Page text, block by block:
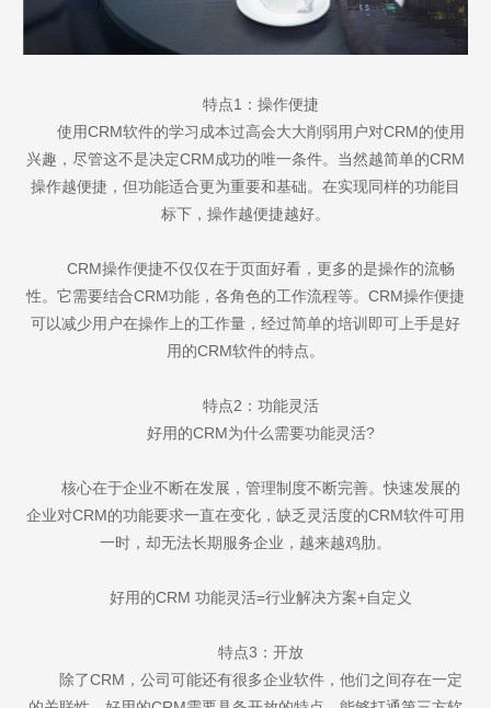
特点1：操作便捷
使用CRM软件的学习成本过高会大大削弱用户对CRM的使用
兴趣，尽管这不是决定CRM成功的唯一条件。当然越简单的CRM
操作越便捷，但功能适合更为重要和基础。在实现同样的功能目
标下，操作越便捷越好。
CRM操作便捷不仅仅在于页面好看，更多的是操作的流畅
性。它需要结合CRM功能，各角色的工作流程等。CRM操作便捷
可以减少用户在操作上的工作量，经过简单的培训即可上手是好
用的CRM软件的特点。
特点2：功能灵活
好用的CRM为什么需要功能灵活?
核心在于企业不断在发展，管理制度不断完善。快速发展的
企业对CRM的功能要求一直在变化，缺乏灵活度的CRM软件可用
一时，却无法长期服务企业，越来越鸡肋。
好用的CRM 功能灵活=行业解决方案+自定义
特点3：开放
除了CRM，公司可能还有很多企业软件，他们之间存在一定